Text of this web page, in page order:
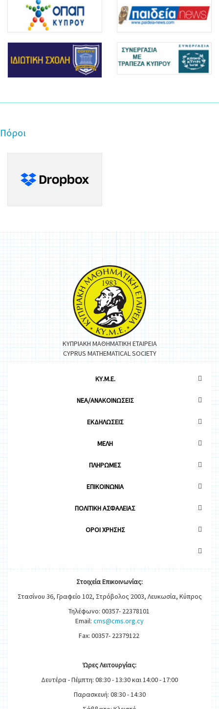
Πόροι
ΚΥΠΡΙΑΚΗ ΜΑΘΗΜΑΤΙΚΗ ΕΤΑΙΡΕΙΑ
CYPRUS MATHEMATICAL SOCIETY
ΚΥ.Μ.Ε.
ΝΕΑ/ΑΝΑΚΟΙΝΩΣΕΙΣ
ΕΚΔΗΛΩΣΕΙΣ
ΜΕΛΗ
ΠΛΗΡΩΜΕΣ
ΕΠΙΚΟΙΝΩΝΙΑ
ΠΟΛΙΤΙΚΗ ΑΣΦΑΛΕΙΑΣ
OΡΟΙ ΧΡΗΣΗΣ
ΣτοιχείαΕπικοινωνίας:
Στασίνου 36, Γραφείο 102, Στρόβολος 2003, Λευκωσία, Κύπρος
Τηλέφωνο: 00357- 22378101
Email: cms@cms.org.cy
Fax: 00357- 22379122
ΏρεςΛειτουργίας:
Δευτέρα - Πέμπτη: 08:30 - 13:30 και 14:00 - 17:00
Παρασκευή: 08:30 - 14:30